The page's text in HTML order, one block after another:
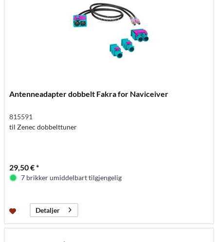
Antenneadapter dobbelt Fakra for Naviceiver
815591
til Zenec dobbelttuner
29,50 € *
7 brikker umiddelbart tilgjengelig
Detaljer